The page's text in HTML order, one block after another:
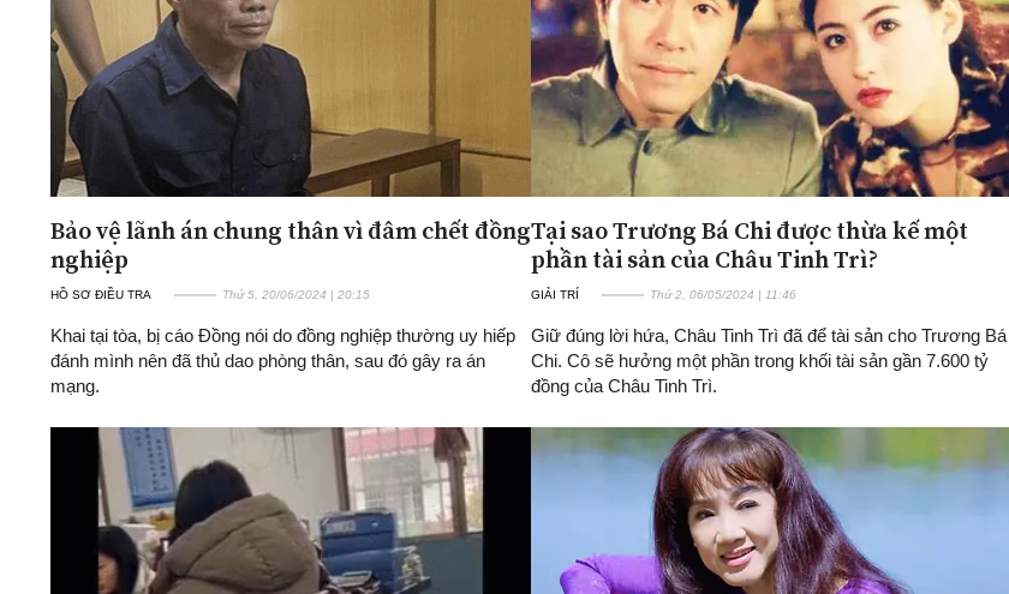
Bảo vệ lãnh án chung thân vì đâm chết đồng
nghiệp
HỒ SƠ ĐIỀU TRA Thứ 5, 20/06/2024 | 20:15
Khai tại tòa, bị cáo Đồng nói do đồng nghiệp thường uy hiếp
đánh mình nên đã thủ dao phòng thân, sau đó gây ra án
mạng.
Tại sao Trương Bá Chi được thừa kế một
phần tài sản của Châu Tinh Trì?
GIẢI TRÍ Thứ 2, 06/05/2024 | 11:46
Giữ đúng lời hứa, Châu Tinh Trì đã để tài sản cho Trương Bá
Chi. Cô sẽ hưởng một phần trong khối tài sản gần 7.600 tỷ
đồng của Châu Tinh Trì.